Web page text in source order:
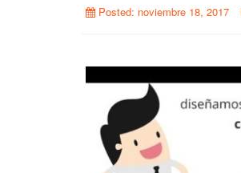
Posted: noviembre 18, 2017